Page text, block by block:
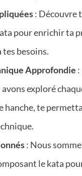
: Découvre
pour enrichir ta
besoins.
Approfondie
exploré
hanche, te
: Nous
le kata